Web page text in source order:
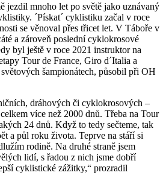
jezdil mnoho let po světě jako uznávaný
´Pískat´ cyklistiku začal v roce
se věnoval přes třicet let. V Táboře v
a zároveň poslední cyklokrosové
byl ještě v roce 2021 instruktor na
Tour de France, Giro d´Italia a
šampionátech, působil při OH
dráhových či cyklokrosových –
více než 2000 dnů. Třeba na Tour
24 dnů. Když to tedy sečteme, tak
a půl roku života. Teprve na stáří si
rodině. Na druhé straně jsem
lidí, s řadou z nich jsme dobří
cyklistické zážitky,“ prozradil